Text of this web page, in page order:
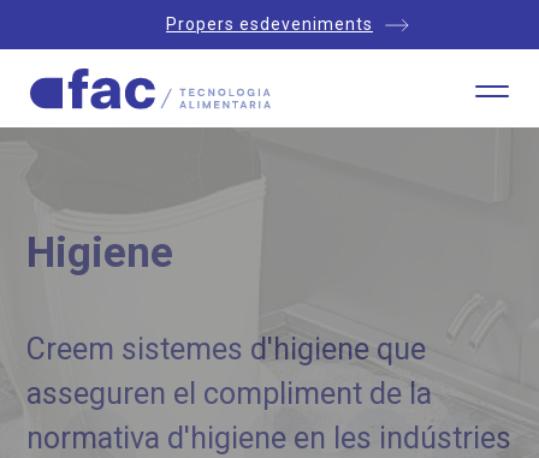
Propers esdeveniments
Higiene
Creem sistemes d'higiene que
asseguren el compliment de la
normativa d'higiene en les indústries